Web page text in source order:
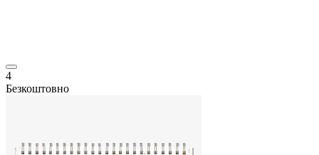
4
Безкоштовно